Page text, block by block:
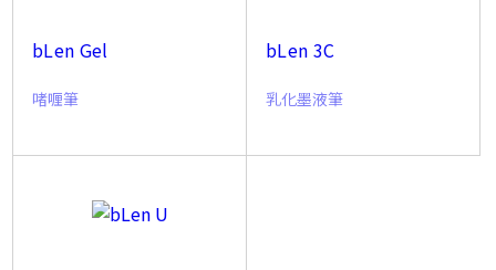
bLen Gel
啫喱筆
bLen 3C
乳化墨液筆